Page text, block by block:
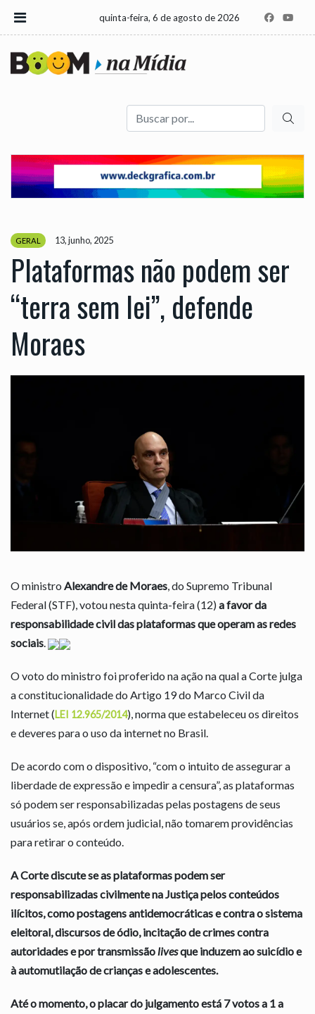
quinta-feira, 6 de agosto de 2026
Buscar
GERAL 13, junho, 2025
Plataformas não podem ser
“terra sem lei”, defende
Moraes
O ministro Alexandre de Moraes, do Supremo Tribunal
Federal (STF), votou nesta quinta-feira (12)a favor da
responsabilidade civil das plataformas que operam as redes
sociais.
O voto do ministro foi proferido na ação na qual a Corte julga
a constitucionalidade do Artigo 19 do Marco Civil da
Internet (LEI 12.965/2014), norma que estabeleceu os direitos
e deveres para o uso da internet no Brasil.
De acordo com o dispositivo, “com o intuito de assegurar a
liberdade de expressão e impedir a censura”, as plataformas
só podem ser responsabilizadas pelas postagens de seus
usuários se, após ordem judicial, não tomarem providências
para retirar o conteúdo.
A Corte discute se as plataformas podem ser
responsabilizadas civilmente na Justiça pelos conteúdos
ilícitos, como postagens antidemocráticas e contra o sistema
eleitoral, discursos de ódio, incitação de crimes contra
autoridades e por transmissãolivesque induzem ao suicídio e
à automutilação de crianças e adolescentes.
Até o momento, o placar do julgamento está 7 votos a 1 a